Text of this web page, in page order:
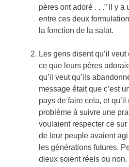
pères ont adoré . . .” Il y
entre ces deux
la fonction de la salāt.
Les gens disent qu’il
ce que leurs pères
qu’il veut qu’ils
message était que c’est
pays de faire cela, et qu’il
problème à suivre une
voulaient respecter ce
de leur peuple avaient
les générations futures.
dieux soient réels ou non.